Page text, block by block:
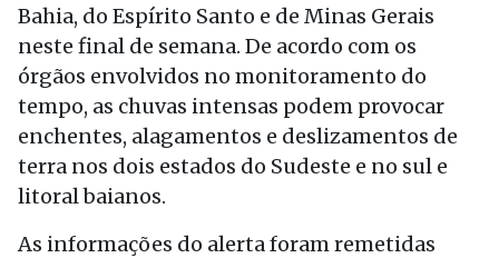
Bahia, do Espírito Santo e de Minas Gerais
neste final de semana. De acordo com os
órgãos envolvidos no monitoramento do
tempo, as chuvas intensas podem provocar
enchentes, alagamentos e deslizamentos de
terra nos dois estados do Sudeste e no sul e
litoral baianos.
As informações do alerta foram remetidas